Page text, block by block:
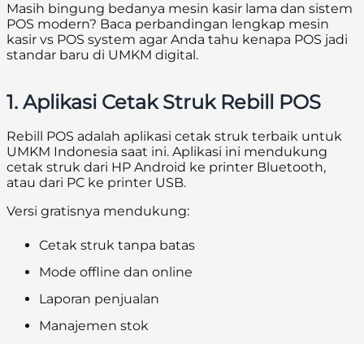
Masih bingung bedanya mesin kasir lama dan sistem
POS modern? Baca perbandingan lengkap mesin
kasir vs POS system agar Anda tahu kenapa POS jadi
standar baru di UMKM digital.
1. Aplikasi Cetak Struk Rebill POS
Rebill POS adalah aplikasi cetak struk terbaik untuk
UMKM Indonesia saat ini. Aplikasi ini mendukung
cetak struk dari HP Android ke printer Bluetooth,
atau dari PC ke printer USB.
Versi gratisnya mendukung:
Cetak struk tanpa batas
Mode offline dan online
Laporan penjualan
Manajemen stok